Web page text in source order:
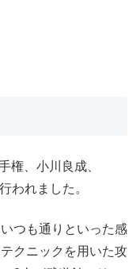
権、小川良成、
われました。
つも通りといった感
クニックを用いた攻